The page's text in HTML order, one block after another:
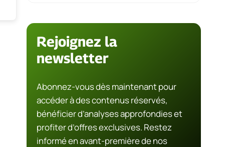
Rejoignez la
newsletter
Abonnez-vous dès maintenant pour
accéder à des contenus réservés,
bénéficier d’analyses approfondies et
profiter d’offres exclusives. Restez
informé en avant-première de nos